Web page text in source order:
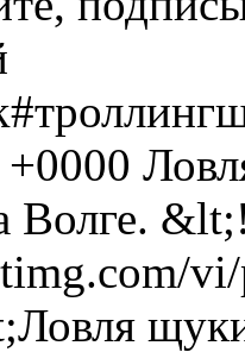
Волге.
щуки